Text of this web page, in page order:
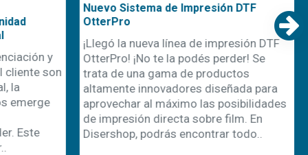
y
cliente son
la
emerge
Este
Nuevo Sistema de Impresión DTF
OtterPro
¡Llegó la nueva línea de impresión DTF
OtterPro! ¡No te la podés perder! Se
trata de una gama de productos
altamente innovadores diseñada para
aprovechar al máximo las posibilidades
de impresión directa sobre film. En
Disershop, podrás encontrar todo..